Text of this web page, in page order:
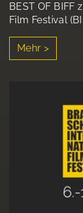
BEST OF BIFF
Film Festival
Mehr >